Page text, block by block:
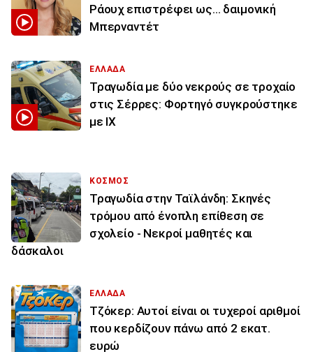
Ράουχ επιστρέφει ως… δαιμονική
Μπερναντέτ
ΕΛΛΑΔΑ
Τραγωδία με δύο νεκρούς σε τροχαίο
στις Σέρρες: Φορτηγό συγκρούστηκε
με ΙΧ
ΚΟΣΜΟΣ
Τραγωδία στην Ταϊλάνδη: Σκηνές
τρόμου από ένοπλη επίθεση σε
σχολείο - Νεκροί μαθητές και
δάσκαλοι
ΕΛΛΑΔΑ
Τζόκερ: Αυτοί είναι οι τυχεροί αριθμοί
που κερδίζουν πάνω από 2 εκατ.
ευρώ